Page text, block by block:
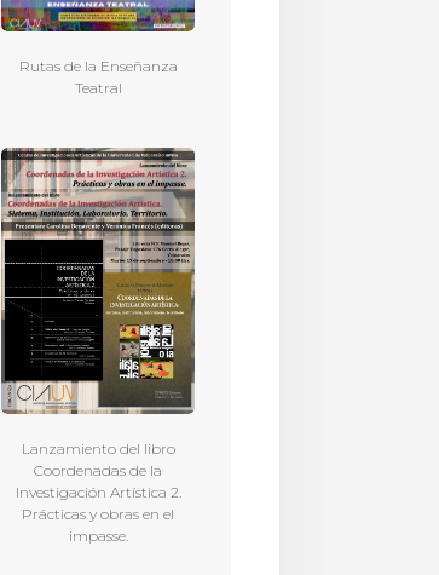
Rutas de la Enseñanza
Teatral
Lanzamiento del libro
Coordenadas de la
Investigación Artística 2.
Prácticas y obras en el
impasse.